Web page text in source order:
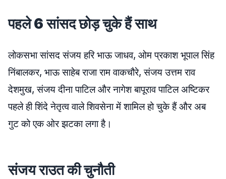
पहले 6 सांसद छोड़ चुके हैं साथ
लोकसभा सांसद संजय हरि भाऊ जाधव, ओम प्रकाश भूपाल सिंह
निंबालकर, भाऊ साहेब राजा राम वाकचौरे, संजय उत्तम राव
देशमुख, संजय दीना पाटिल और नागेश बापूराव पाटिल अष्टिकर
पहले ही शिंदे नेतृत्व वाले शिवसेना में शामिल हो चुके हैं और अब
गुट को एक ओर झटका लगा है।
संजय राउत की चुनौती